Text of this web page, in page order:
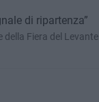
di ripartenza”
della Fiera del Levante